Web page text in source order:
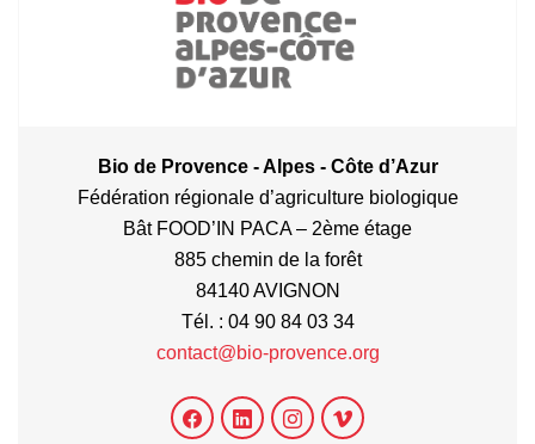
Bio de Provence - Alpes - Côte d’Azur
Fédération régionale d’agriculture biologique
Bât FOOD’IN PACA – 2ème étage
885 chemin de la forêt
84140 AVIGNON
Tél. : 04 90 84 03 34
contact@bio-provence.org